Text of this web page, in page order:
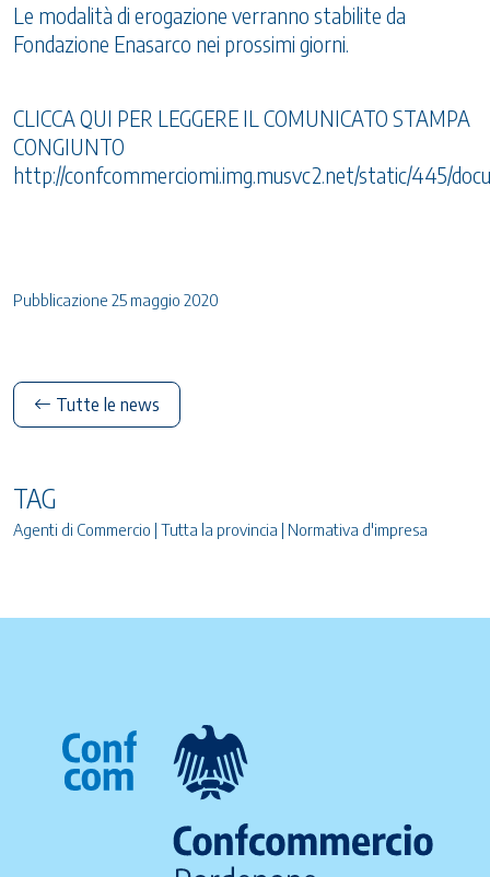
Le modalità di erogazione verranno stabilite da
Fondazione Enasarco nei prossimi giorni.
CLICCA QUI PER LEGGERE IL COMUNICATO STAMPA
CONGIUNTO
http://confcommerciomi.img.musvc2.net/static/445/
Pubblicazione 25 maggio 2020
Tutte le news
TAG
Agenti di Commercio | Tutta la provincia | Normativa d'impresa